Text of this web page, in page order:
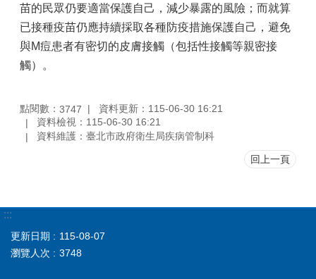
苗的民眾仍要適當保護自己，減少暴露的風險；而就算
已接種疫苗仍應持續採取各種防疫措施保護自己，避免
與M痘患者有密切的皮膚接觸（包括性接觸等親密接
觸）。
點閱數： 3747
資料更新：115-06-30 16:21
資料檢視：115-06-30 16:21
資料維護：臺北市政府衛生局疾病管制科
回上一頁
:::
更新日期
115-08-07
瀏覽人次
3748